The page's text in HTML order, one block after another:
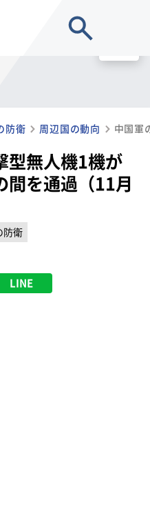
防衛 周辺国の動向
型無人機1機が
間を通過（11月
防衛
LINE